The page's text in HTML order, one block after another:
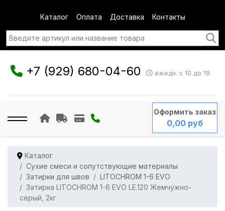
Каталог Оплата Доставка Контакты
+7 (929) 680-04-60 ежедн. с 10 до 19
Оформить заказ
0,00 руб
Каталог
Сухие смеси и сопутствующие материалы
Затирки для швов
LITOCHROM 1-6 EVO
Затирка LITOCHROM 1-6 EVO LE.120 Жемчужно-
серый, 2кг